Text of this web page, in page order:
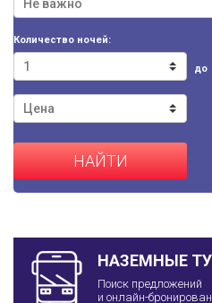
Количество ночей:
до
НАЙТИ
НАЗЕМНЫЕ
Поиск предложений
и онлайн-